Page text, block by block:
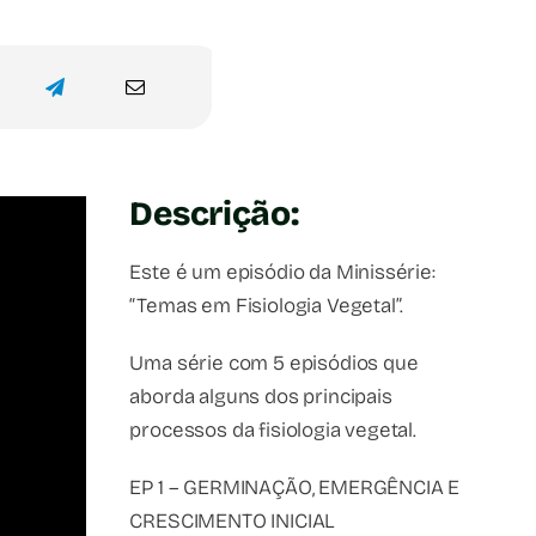
Descrição:
Este é um episódio da Minissérie:
“Temas em Fisiologia Vegetal”.
Uma série com 5 episódios que
aborda alguns dos principais
processos da fisiologia vegetal.
EP 1 – GERMINAÇÃO, EMERGÊNCIA E
CRESCIMENTO INICIAL